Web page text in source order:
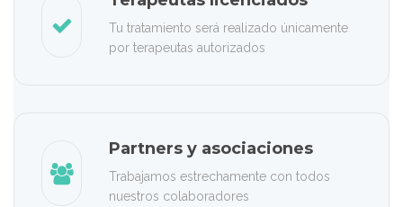
Tu tratamiento será realizado únicamente
por terapeutas autorizados
Partners y asociaciones
Trabajamos estrechamente con todos
nuestros colaboradores